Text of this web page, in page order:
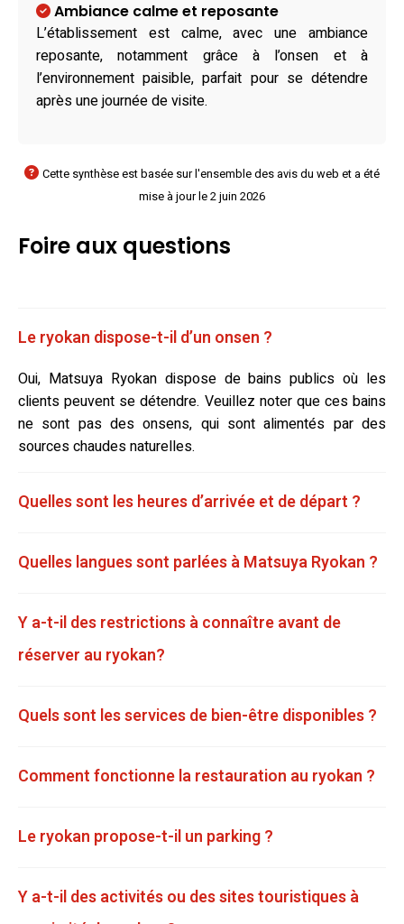
Ambiance calme et reposante
L’établissement est calme, avec une ambiance
reposante, notamment grâce à l’onsen et à
l’environnement paisible, parfait pour se détendre
après une journée de visite.
Cette synthèse est basée sur l'ensemble des avis du web et a été
mise à jour le 2 juin 2026
Foire aux questions
Le ryokan dispose-t-il d’un onsen ?
Oui, Matsuya Ryokan dispose de bains publics où les
clients peuvent se détendre. Veuillez noter que ces bains
ne sont pas des onsens, qui sont alimentés par des
sources chaudes naturelles.
Quelles sont les heures d’arrivée et de départ ?
Quelles langues sont parlées à Matsuya Ryokan ?
Y a-t-il des restrictions à connaître avant de
réserver au ryokan?
Quels sont les services de bien-être disponibles ?
Comment fonctionne la restauration au ryokan ?
Le ryokan propose-t-il un parking ?
Y a-t-il des activités ou des sites touristiques à